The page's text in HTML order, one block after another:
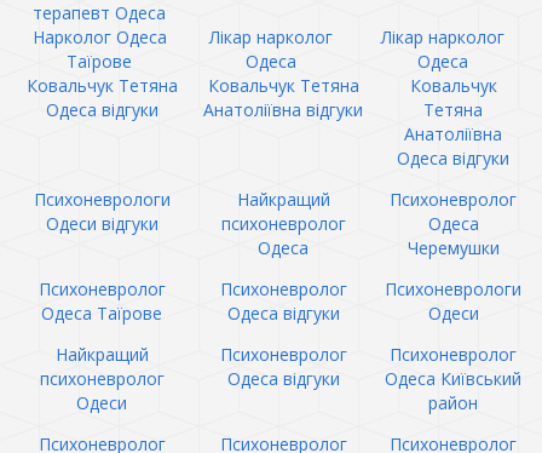
терапевт Одеса
Нарколог Одеса
Таїрове
Лікар нарколог
Одеса
Лікар нарколог
Одеса
Ковальчук Тетяна
Одеса відгуки
Ковальчук Тетяна
Анатоліївна відгуки
Ковальчук
Тетяна
Анатоліївна
Одеса відгуки
Психоневрологи
Одеси відгуки
Найкращий
психоневролог
Одеса
Психоневролог
Одеса
Черемушки
Психоневролог
Одеса Таїрове
Психоневролог
Одеса відгуки
Психоневрологи
Одеси
Найкращий
психоневролог
Одеси
Психоневролог
Одеса відгуки
Психоневролог
Одеса Київський
район
Психоневролог
Психоневролог
Психоневролог